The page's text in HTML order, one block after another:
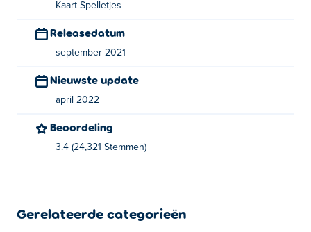
Kaart Spelletjes
Releasedatum
september 2021
Nieuwste update
april 2022
Beoordeling
3.4 (24,321 Stemmen)
Gerelateerde categorieën